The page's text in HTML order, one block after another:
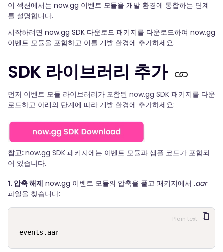
이 섹션에서는 now.gg 이벤트 모듈을 개발 환경에 통합하는 단계
를 설명합니다.
시작하려면 now.gg SDK 다운로드 패키지를 다운로드하여 now.gg
이벤트 모듈을 포함하고 이를 개발 환경에 추가하세요.
SDK 라이브러리 추가
먼저 이벤트 모듈 라이브러리가 포함된 now.gg SDK 패키지를 다운
로드하고 아래의 단계에 따라 개발 환경에 추가하세요:
참고:now.gg SDK 패키지에는 이벤트 모듈과 샘플 코드가 포함되
어 있습니다.
1. 압축 해제 now.gg 이벤트 모듈의 압축을 풀고 패키지에서 .aar
파일을 찾습니다:
events.aar
Plain text